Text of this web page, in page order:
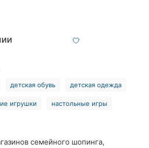
детская обувь детская одежда
игрушки настольные игры
семейного шопинга,